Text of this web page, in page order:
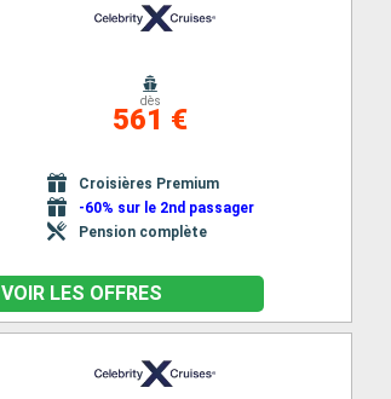
dès
561 €
Croisières Premium
-60% sur le 2nd passager
Pension complète
VOIR LES OFFRES